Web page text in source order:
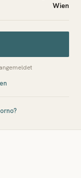
Wien